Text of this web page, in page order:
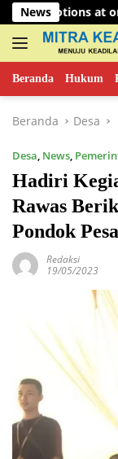
Langsung
ke
konten
News
at online pokies
Beranda Hukum
Beranda Desa
Desa, News,
Hadiri
Rawas
Pondok
Redaksi
19/05/2023